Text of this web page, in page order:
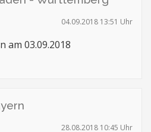
04.09.2018 13:51 Uhr
am 03.09.2018
28.08.2018 10:45 Uhr